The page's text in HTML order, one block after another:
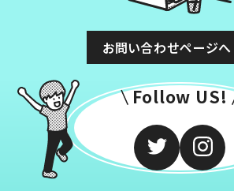
お問い合わせページへ
Follow US!